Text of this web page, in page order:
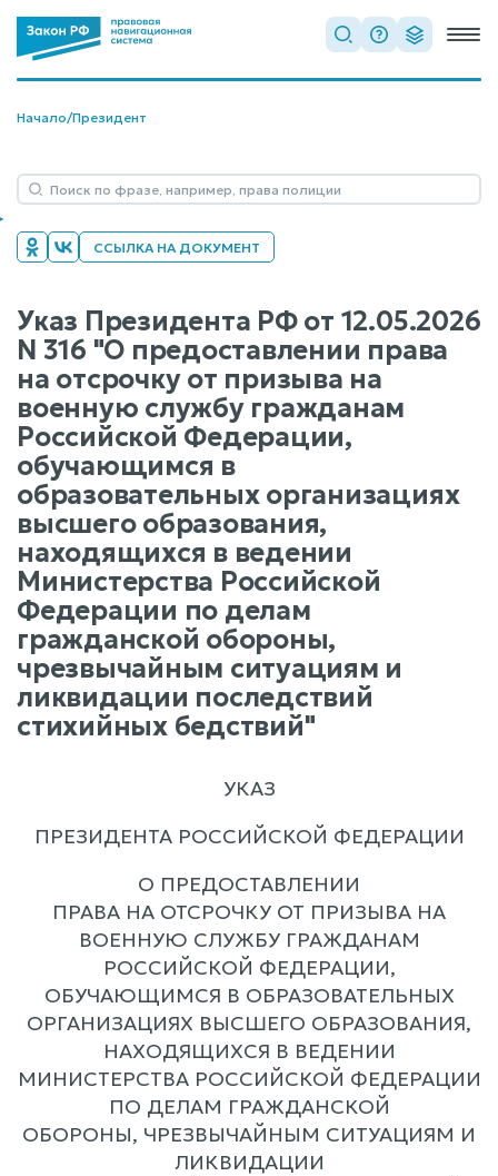
Начало/Президент
ССЫЛКА НА ДОКУМЕНТ
Указ Президента РФ от 12.05.2026
N 316 "О предоставлении права
на отсрочку от призыва на
военную службу гражданам
Российской Федерации,
обучающимся в
образовательных организациях
высшего образования,
находящихся в ведении
Министерства Российской
Федерации по делам
гражданской обороны,
чрезвычайным ситуациям и
ликвидации последствий
стихийных бедствий"
УКАЗ
ПРЕЗИДЕНТА РОССИЙСКОЙ ФЕДЕРАЦИИ
О ПРЕДОСТАВЛЕНИИ
ПРАВА НА ОТСРОЧКУ ОТ ПРИЗЫВА НА
ВОЕННУЮ СЛУЖБУ ГРАЖДАНАМ
РОССИЙСКОЙ ФЕДЕРАЦИИ,
ОБУЧАЮЩИМСЯ В ОБРАЗОВАТЕЛЬНЫХ
ОРГАНИЗАЦИЯХ ВЫСШЕГО ОБРАЗОВАНИЯ,
НАХОДЯЩИХСЯ В ВЕДЕНИИ
МИНИСТЕРСТВА РОССИЙСКОЙ ФЕДЕРАЦИИ
ПО ДЕЛАМ ГРАЖДАНСКОЙ
ОБОРОНЫ, ЧРЕЗВЫЧАЙНЫМ СИТУАЦИЯМ И
ЛИКВИДАЦИИ